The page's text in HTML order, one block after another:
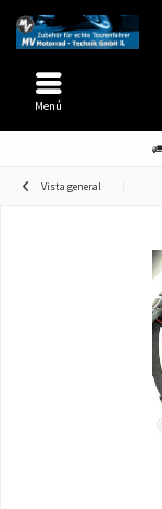
Menú
Vista general